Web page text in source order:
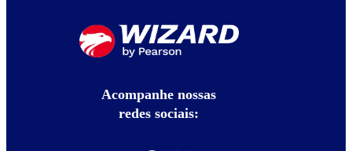
Acompanhe nossas
redes sociais: